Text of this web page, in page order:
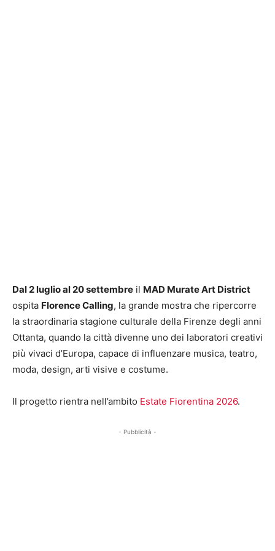
Dal 2 luglio al 20 settembre il MAD Murate Art District
ospita Florence Calling, la grande mostra che ripercorre
la straordinaria stagione culturale della Firenze degli anni
Ottanta, quando la città divenne uno dei laboratori creativi
più vivaci d’Europa, capace di influenzare musica, teatro,
moda, design, arti visive e costume.
Il progetto rientra nell’ambito Estate Fiorentina 2026.
- Pubblicità -